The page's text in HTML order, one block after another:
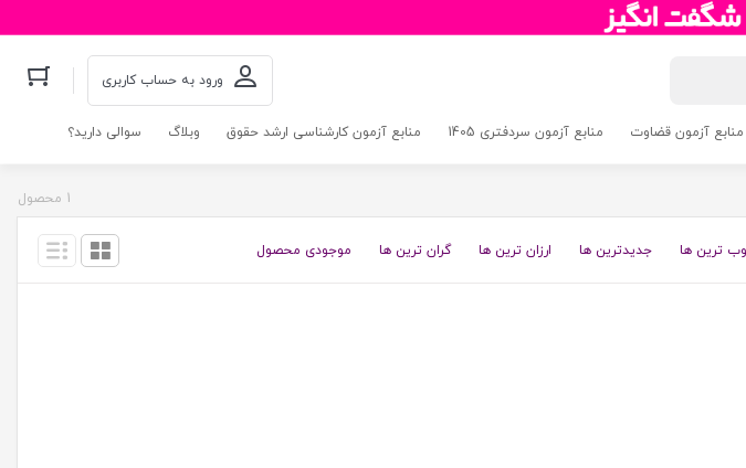
ورود به حساب کاربری
منابع آزمون قضاوت منابع آزمون سردفتری 1405 منابع آزمون کارشناسی ارشد حقوق وبلاگ سوالی دارید؟
1 محصول
ترین ها جدیدترین ها ارزان ترین ها گران ترین ها موجودی محصول